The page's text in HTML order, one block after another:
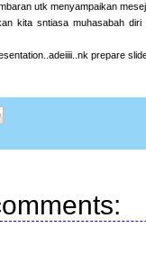
utk menyampaikan mesej
kita sntiasa muhasabah
prepare